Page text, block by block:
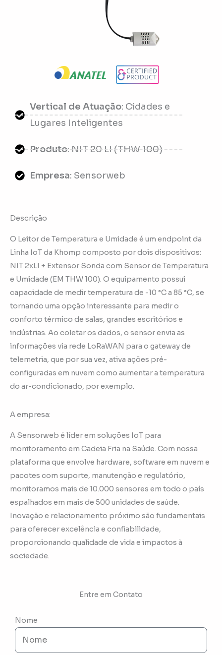
Vertical de Atuação: Cidades e
Lugares Inteligentes
Produto: NIT 20 LI (THW 100)
Empresa: Sensorweb
Descrição
O Leitor de Temperatura e Umidade é um endpoint da
Linha IoT da Khomp composto por dois dispositivos:
NIT 2xLI + Extensor Sonda com Sensor de Temperatura
e Umidade (EM THW 100). O equipamento possui
capacidade de medir temperatura de -10 °C a 85 °C, se
tornando uma opção interessante para medir o
conforto térmico de salas, grandes escritórios e
indústrias. Ao coletar os dados, o sensor envia as
informações via rede LoRaWAN para o gateway de
telemetria, que por sua vez, ativa ações pré-
configuradas em nuvem como aumentar a temperatura
do ar-condicionado, por exemplo.
A empresa:
A Sensorweb é líder em soluções IoT para
monitoramento em Cadeia Fria na Saúde. Com nossa
plataforma que envolve hardware, software em nuvem e
pacotes com suporte, manutenção e regulatório,
monitoramos mais de 10.000 sensores em todo o país
espalhados em mais de 500 unidades de saúde.
Inovação e relacionamento próximo são fundamentais
para oferecer excelência e confiabilidade,
proporcionando qualidade de vida e impactos à
sociedade.
Entre em Contato
Nome